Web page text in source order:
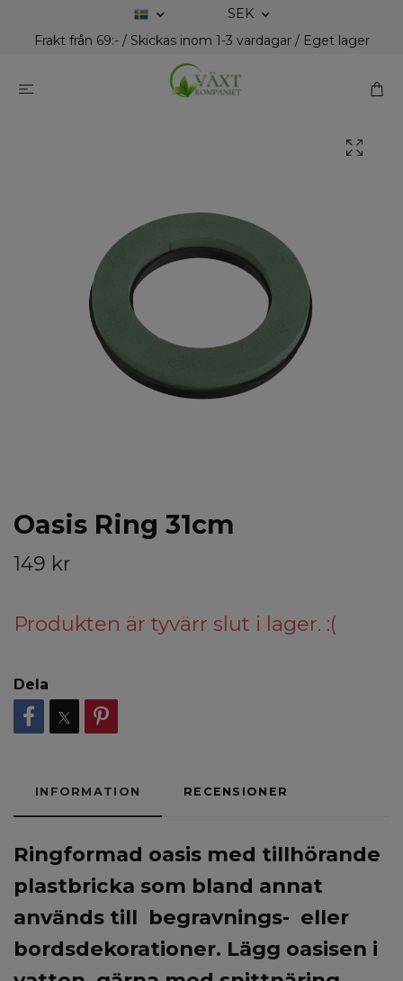
SEK
Frakt från 69:- / Skickas inom 1-3 vardagar / Eget lager
Oasis Ring 31cm
149 kr
Produkten är tyvärr slut i lager. :(
Dela
INFORMATION RECENSIONER
Ringformad oasis med tillhörande
plastbricka som bland annat
används till begravnings- eller
bordsdekorationer. Lägg oasisen i